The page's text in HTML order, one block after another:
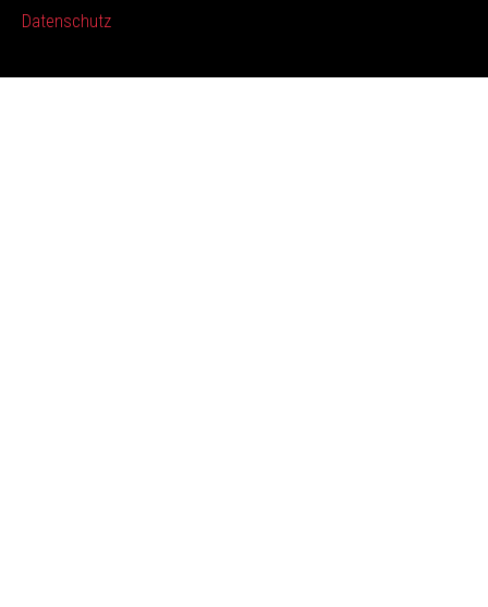
Datenschutz